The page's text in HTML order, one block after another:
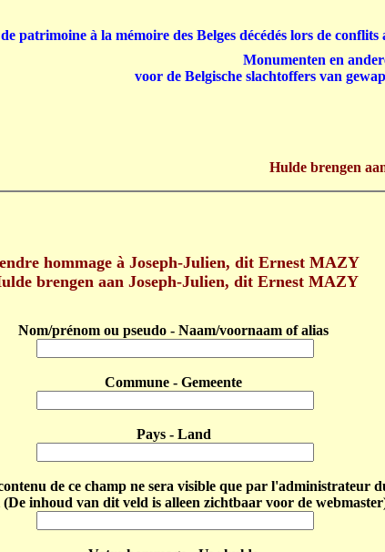
hommage à Joseph-Julien, dit Ernest MAZY
brengen aan Joseph-Julien, dit Ernest MAZY
Nom/prénom ou pseudo - Naam/voornaam of alias
Commune - Gemeente
Pays - Land
de ce champ ne sera visible que par l'administrateur
inhoud van dit veld is alleen zichtbaar voor de
Hulde brengen
patrimoine à la mémoire des Belges décédés lors de conflits
Monumenten en
voor de Belgische slachtoffers van